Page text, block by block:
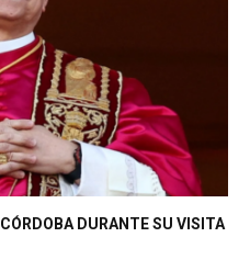
DURANTE SU VISITA